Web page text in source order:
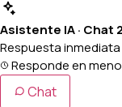
Asistente IA · Chat
Respuesta
Responde en
Chat